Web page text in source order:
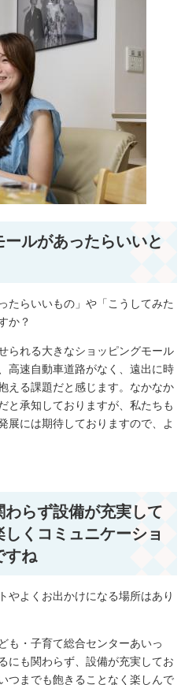
ルがあったらいいと
たらいいもの」や「こうしてみた
か？
られる大きなショッピングモール
高速自動車道路がなく、遠出に時
える課題だと感じます。なかなか
と承知しておりますが、私たちも
展には期待しておりますので、よ
らず設備が充実して
くコミュニケーショ
すね
やよくお出かけになる場所はあり
も・子育て総合センターあいっ
にも関わらず、設備が充実してお
つまでも飽きることなく楽しんで